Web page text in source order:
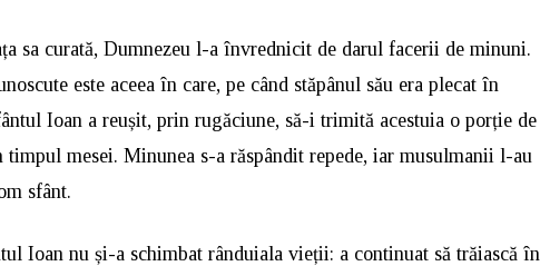
sa curată, Dumnezeu l-a învrednicit de darul facerii de minuni.
este aceea în care, pe când stăpânul său era plecat în
Ioan a reușit, prin rugăciune, să-i trimită acestuia o porție de
mesei. Minunea s-a răspândit repede, iar musulmanii l-au
sfânt.
Ioan nu și-a schimbat rânduiala vieții: a continuat să trăiască în